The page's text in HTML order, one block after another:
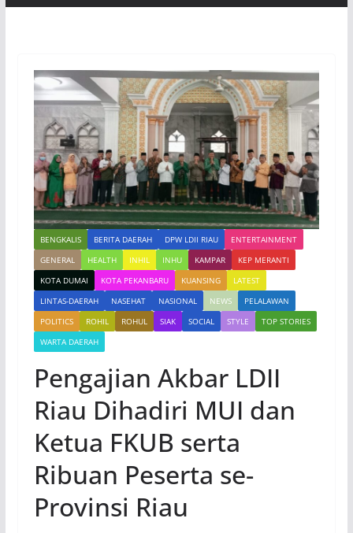
BENGKALIS BERITA DAERAH DPW LDII RIAU
ENTERTAINMENT
GENERAL
HEALTH INHIL INHU KAMPAR
KEP MERANTI
KOTA DUMAI
KOTA PEKANBARU KUANSING
LATEST
LINTAS-DAERAH
NASEHAT NASIONAL NEWS
PELALAWAN
POLITICS
ROHIL ROHUL SIAK SOCIAL STYLE
TOP STORIES
WARTA DAERAH
Pengajian Akbar LDII
Riau Dihadiri MUI dan
Ketua FKUB serta
Ribuan Peserta se-
Provinsi Riau